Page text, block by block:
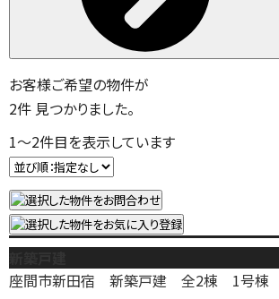
お客様ご希望の物件が
2件 見つかりました。
1～2件目を表示しています
座間市新田宿 新築戸建 全2棟 1号棟